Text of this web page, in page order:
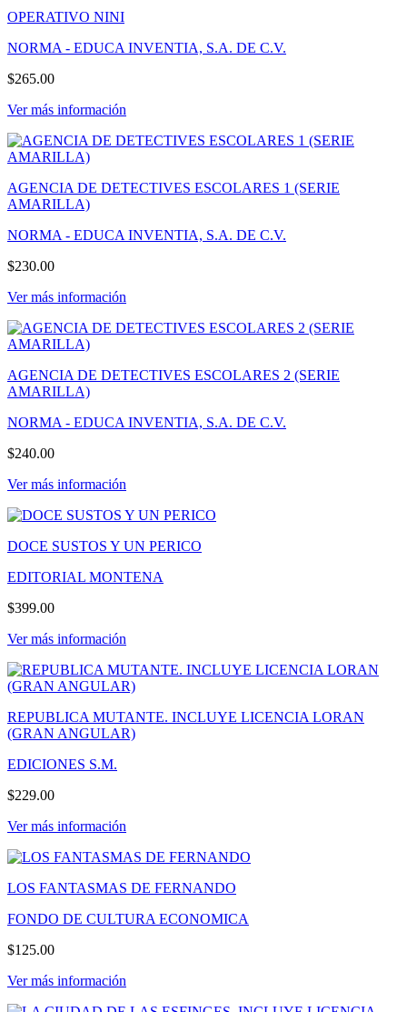
OPERATIVO NINI
NORMA - EDUCA INVENTIA, S.A. DE C.V.
$265.00
Ver más información
AGENCIA DE DETECTIVES ESCOLARES 1 (SERIE
AMARILLA)
NORMA - EDUCA INVENTIA, S.A. DE C.V.
$230.00
Ver más información
AGENCIA DE DETECTIVES ESCOLARES 2 (SERIE
AMARILLA)
NORMA - EDUCA INVENTIA, S.A. DE C.V.
$240.00
Ver más información
DOCE SUSTOS Y UN PERICO
EDITORIAL MONTENA
$399.00
Ver más información
REPUBLICA MUTANTE. INCLUYE LICENCIA LORAN
(GRAN ANGULAR)
EDICIONES S.M.
$229.00
Ver más información
LOS FANTASMAS DE FERNANDO
FONDO DE CULTURA ECONOMICA
$125.00
Ver más información